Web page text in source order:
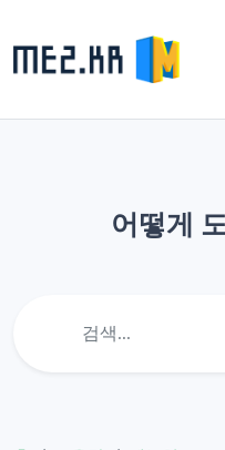
어떻게